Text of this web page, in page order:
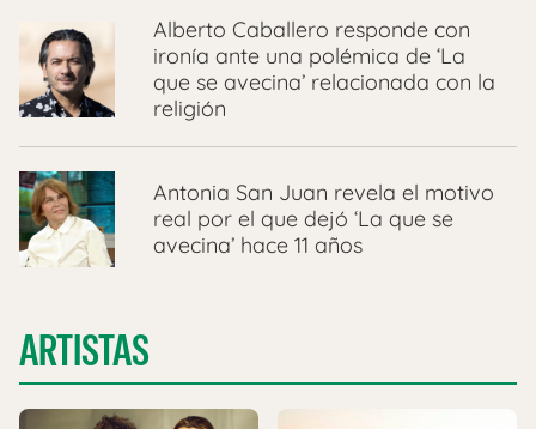
Alberto Caballero responde con
ironía ante una polémica de ‘La
que se avecina’ relacionada con la
religión
Antonia San Juan revela el motivo
real por el que dejó ‘La que se
avecina’ hace 11 años
ARTISTAS